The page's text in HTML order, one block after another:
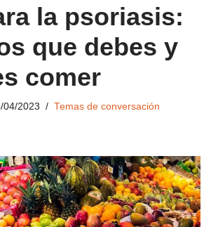
la psoriasis:
que debes y
comer
04/2023 Temas de conversación